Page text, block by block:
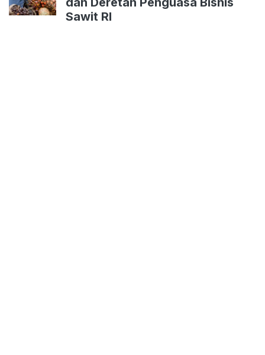
Sawit RI